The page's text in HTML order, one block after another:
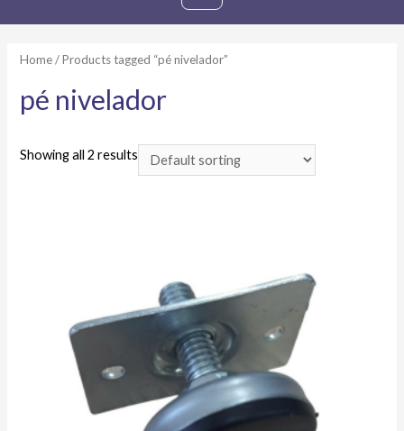
Home/ Products tagged “pé nivelador”
pé nivelador
Showing all 2 results